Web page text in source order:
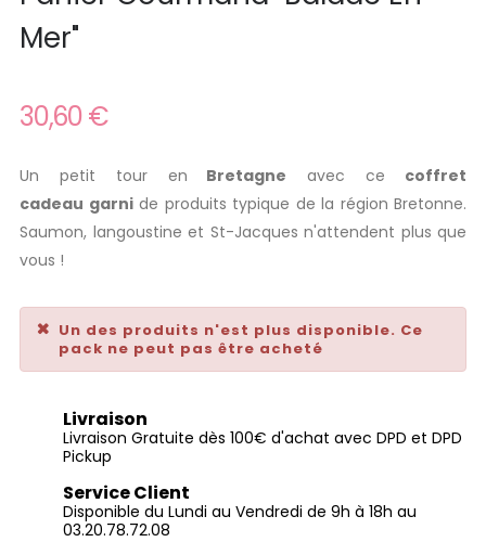
Mer"
30,60 €
Un petit tour en Bretagne avec ce coffret
cadeau garnide produits typique de la région Bretonne.
Saumon, langoustine et St-Jacques n'attendent plus que
vous !
Un des produits n'est plus disponible. Ce
pack ne peut pas être acheté
Livraison
Livraison Gratuite dès 100€ d'achat avec DPD et DPD
Pickup
Service Client
Disponible du Lundi au Vendredi de 9h à 18h au
03.20.78.72.08